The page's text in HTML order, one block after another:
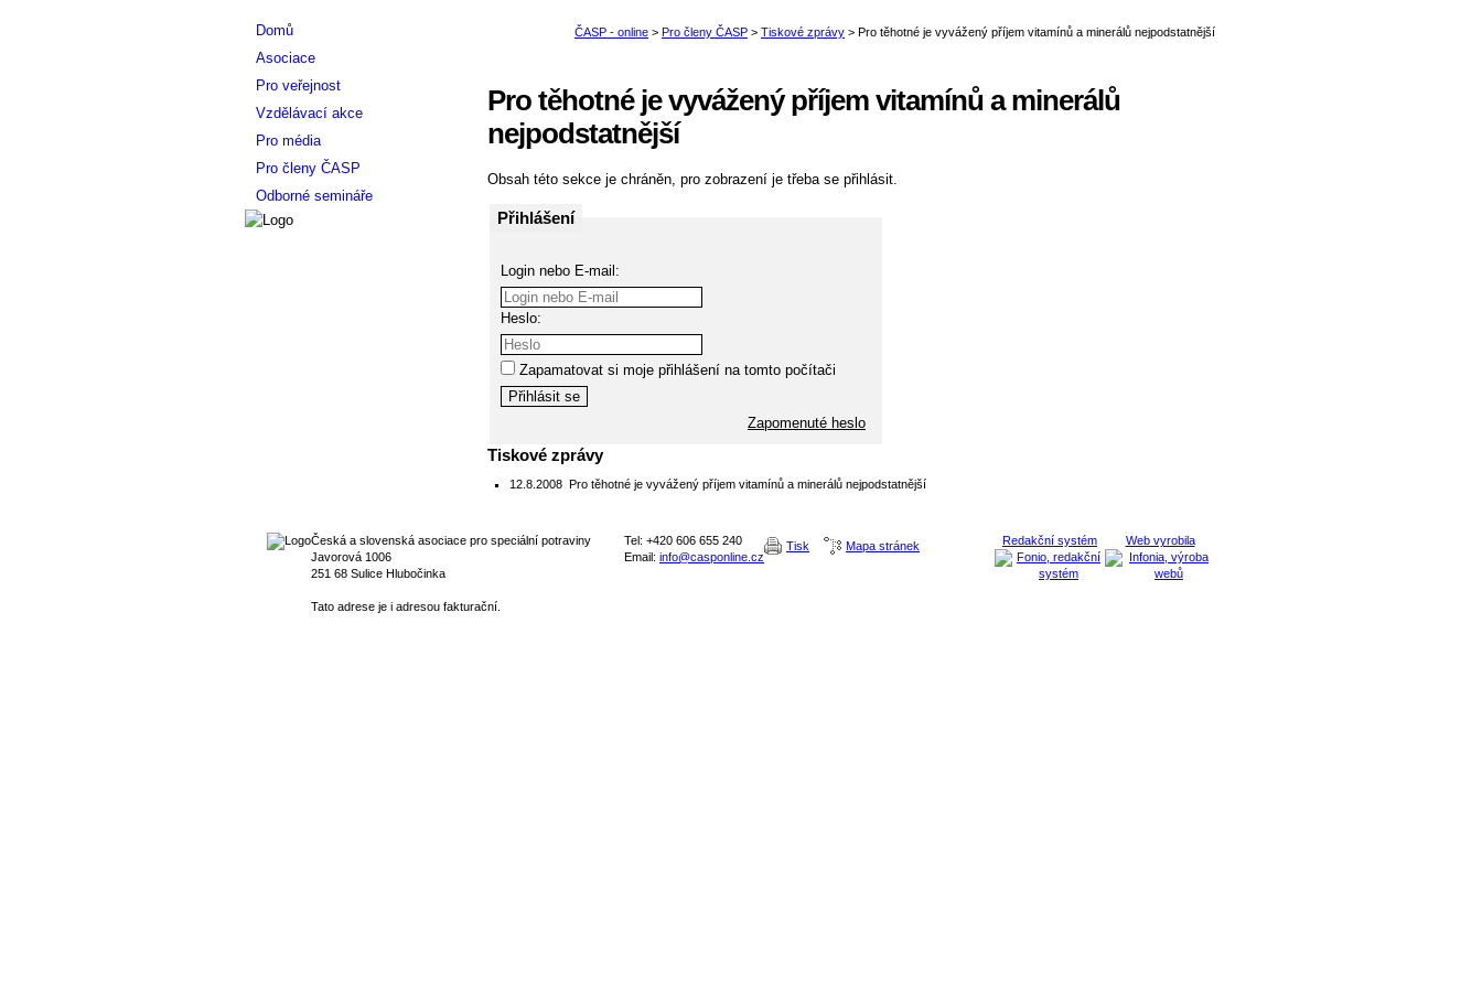
Pro těhotné je vyvážený příjem vitamínů a minerálů
nejpodstatnější
Obsah této sekce je chráněn, pro zobrazení je třeba se přihlásit.
Přihlášení
Login nebo E-mail:
Heslo:
Zapamatovat si moje přihlášení na tomto počítači
Zapomenuté heslo
Tiskové zprávy
12.8.2008 Pro těhotné je vyvážený příjem vitamínů a minerálů nejpodstatnější
Domů
Asociace
Pro veřejnost
Vzdělávací akce
Pro média
Pro členy ČASP
Odborné semináře
Redakční systém Web vyrobila
Česká a slovenská asociace pro speciální potraviny
Javorová 1006
251 68 Sulice Hlubočinka
Tato adrese je i adresou fakturační.
Tel: +420 606 655 240
Email: info@casponline.cz
Tisk Mapa stránek